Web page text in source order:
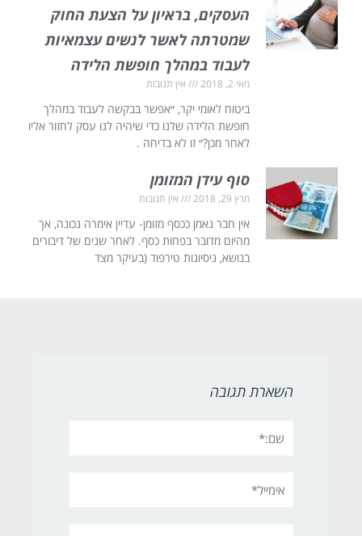
העסקים, בראיון על הצעת החוק
שמטרתה לאשר לנשים עצמאיות
לעבוד במהלך חופשת הלידה
מאי 2, 2018 אין תגובות
ביטוח לאומי יקר, ״אפשר בבקשה לעבוד במהלך
חופשת הלידה שלנו כדי שיהיה לנו עסק לחזור אליו
לאחר מכן?״ זו לא בדיחה .
סוף עידן המזומן
מרץ 29, 2018 אין תגובות
אין חבר נאמן ככסף מזומן- עדיין אימרה נכונה, אך
מהיום מדובר בפחות כסף. לאחר שנים של דיבורים
בנושא, ניסיונות טירפוד (בעיקר מצד
השארת תגובה